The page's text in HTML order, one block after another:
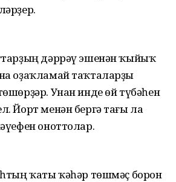
дәррәү эшенән ҡыйыҡ
оҙаҡламай таҡталарҙы
Унан инде өй түбәһен
Йорт менән бергә тағы ла
оноттолар.
ҡаты ҡәһәр төшмәҫ борон